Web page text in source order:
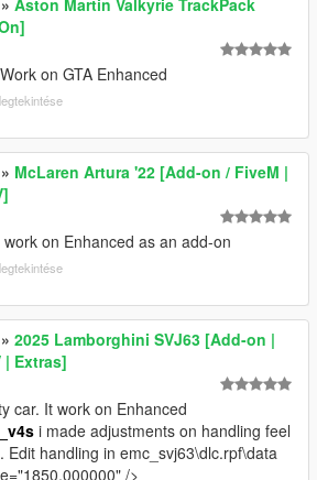
» Aston Martin Valkyrie TrackPack
on GTA Enhanced
» McLaren Artura '22 [Add-on / FiveM |
work on Enhanced as an add-on
» 2025 Lamborghini SVJ63 [Add-on |
| Extras]
car. It work on Enhanced
i made adjustments on handling feel
Edit handling in emc_svj63\dlc.rpf\data
/>